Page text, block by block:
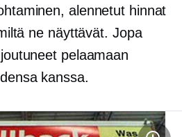
alennetut hinnat
ne näyttävät. Jopa
pelaamaan
kanssa.